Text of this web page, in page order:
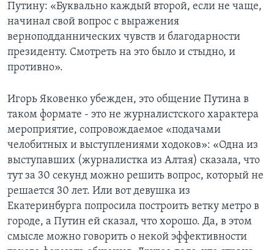
Путину: «Буквально каждый второй, если не чаще,
начинал свой вопрос с выражения
верноподданнических чувств и благодарности
президенту. Смотреть на это было и стыдно, и
противно».
Игорь Яковенко убежден, это общение Путина в
таком формате - это не журналистского характера
мероприятие, сопровождаемое «подачами
челобитных и выступлениями ходоков»: «Одна из
выступавших (журналистка из Алтая) сказала, что
тут за 30 секунд можно решить вопрос, который не
решается 30 лет. Или вот девушка из
Екатеринбурга попросила построить ветку метро в
городе, а Путин ей сказал, что хорошо. Да, в этом
смысле можно говорить о некой эффективности